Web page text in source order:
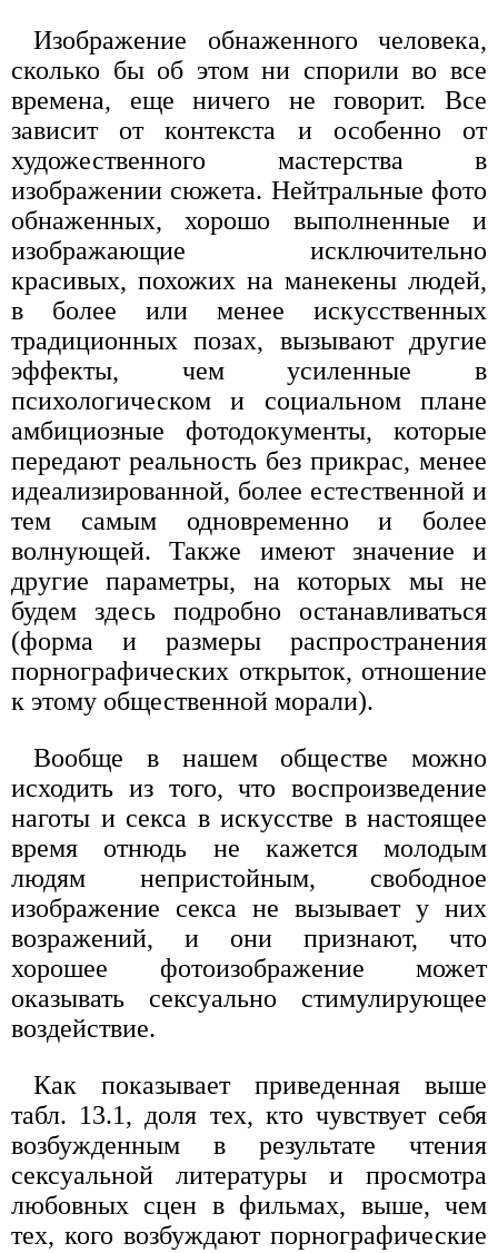
Изображение обнаженного человека,
сколько бы об этом ни спорили во все
времена, еще ничего не говорит. Все
зависит от контекста и особенно от
художественного мастерства в
изображении сюжета. Нейтральные фото
обнаженных, хорошо выполненные и
изображающие исключительно
красивых, похожих на манекены людей,
в более или менее искусственных
традиционных позах, вызывают другие
эффекты, чем усиленные в
психологическом и социальном плане
амбициозные фотодокументы, которые
передают реальность без прикрас, менее
идеализированной, более естественной и
тем самым одновременно и более
волнующей. Также имеют значение и
другие параметры, на которых мы не
будем здесь подробно останавливаться
(форма и размеры распространения
порнографических открыток, отношение
к этому общественной морали).
Вообще в нашем обществе можно
исходить из того, что воспроизведение
наготы и секса в искусстве в настоящее
время отнюдь не кажется молодым
людям непристойным, свободное
изображение секса не вызывает у них
возражений, и они признают, что
хорошее фотоизображение может
оказывать сексуально стимулирующее
воздействие.
Как показывает приведенная выше
табл. 13.1, доля тех, кто чувствует себя
возбужденным в результате чтения
сексуальной литературы и просмотра
любовных сцен в фильмах, выше, чем
тех, кого возбуждают порнографические